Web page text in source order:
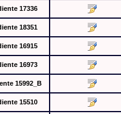
17336
18351
16915
16973
15992_B
15510